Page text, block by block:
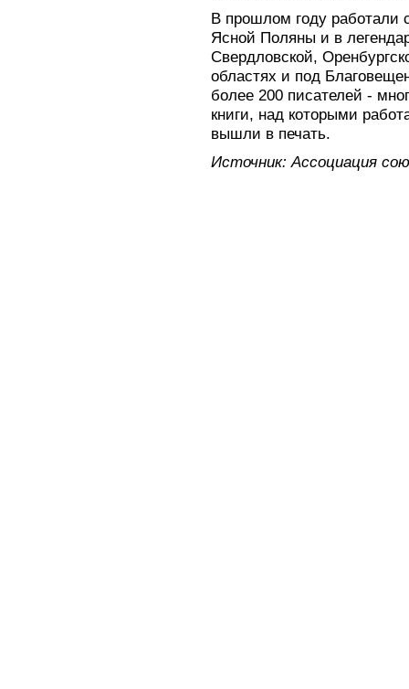
В прошлом году
Ясной Поляны и в
Свердловской,
областях и под
более 200 писателей -
книги, над которыми
вышли в печать.
Источник: Ассоциация